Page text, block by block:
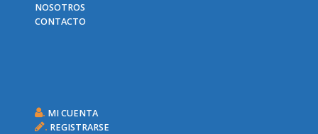
NOSOTROS
CONTACTO
. MI CUENTA
REGISTRARSE